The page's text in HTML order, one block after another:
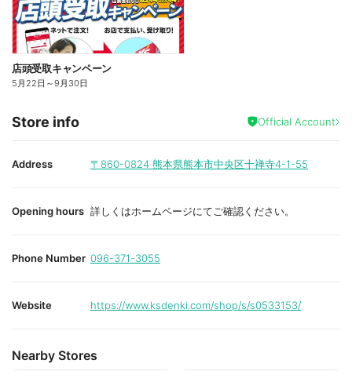
店頭受取キャンペーン
5月22日 ～9月30日
Store info Official Account
Address 〒860-0824 熊本県熊本市中央区十禅寺4-1-55
Opening hours 詳しくはホームページにてご確認ください。
Phone Number 096-371-3055
Website https://www.ksdenki.com/shop/s/s0533153/
Nearby Stores